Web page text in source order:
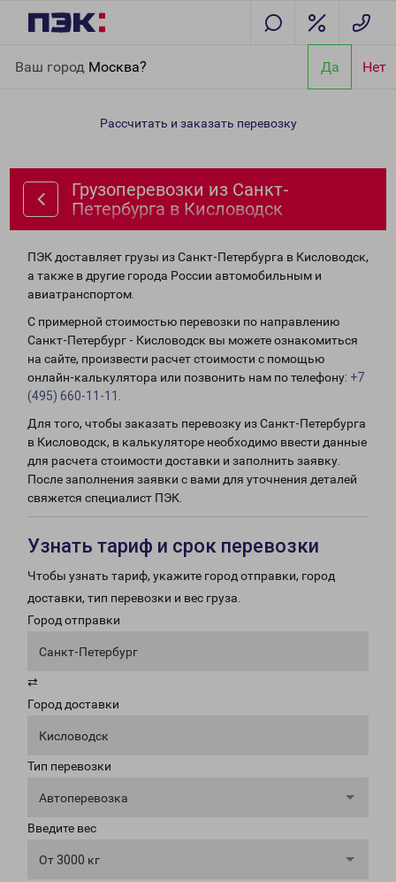
Ваш город Москва? Да Нет
Кисловодск
Рассчитать и заказать перевозку
Грузоперевозки из Санкт-
Петербурга в Кисловодск
ПЭК доставляет грузы из Санкт-Петербурга в Кисловодск,
а также в другие города России автомобильным и
авиатранспортом.
С примерной стоимостью перевозки по направлению
Санкт-Петербург - Кисловодск вы можете ознакомиться
на сайте, произвести расчет стоимости с помощью
онлайн-калькулятора или позвонить нам по телефону: +7
(495) 660-11-11
Для того, чтобы заказать перевозку из Санкт-Петербурга
в Кисловодск, в калькуляторе необходимо ввести данные
для расчета стоимости доставки и заполнить заявку.
После заполнения заявки с вами для уточнения деталей
свяжется специалист ПЭК.
Узнать тариф и срок перевозки
Чтобы узнать тариф, укажите город отправки, город
доставки, тип перевозки и вес груза.
Город отправки
Санкт-Петербург
⇄
Город доставки
Кисловодск
Тип перевозки
Автоперевозка
Введите вес
От 3000 кг